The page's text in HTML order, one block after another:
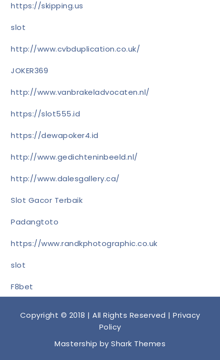
https://skipping.us
slot
http://www.cvbduplication.co.uk/
JOKER369
http://www.vanbrakeladvocaten.nl/
https://slot555.id
https://dewapoker4.id
http://www.gedichteninbeeld.nl/
http://www.dalesgallery.ca/
Slot Gacor Terbaik
Padangtoto
https://www.randkphotographic.co.uk
slot
F8bet
Copyright © 2018 | All Rights Reserved | Privacy
Policy
Mastership by Shark Themes